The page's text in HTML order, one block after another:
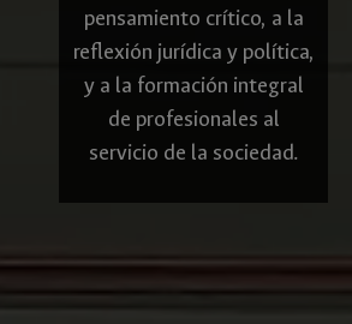
pensamiento crítico, a la
reflexión jurídica y política,
y a la formación integral
de profesionales al
servicio de la sociedad.